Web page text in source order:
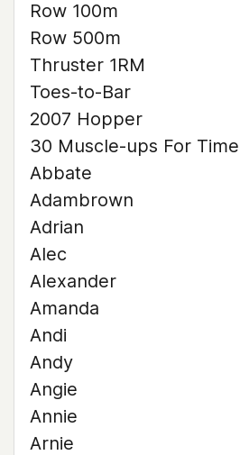
Row 100m
Row 500m
Thruster 1RM
Toes-to-Bar
2007 Hopper
30 Muscle-ups For Time
Abbate
Adambrown
Adrian
Alec
Alexander
Amanda
Andi
Andy
Angie
Annie
Arnie